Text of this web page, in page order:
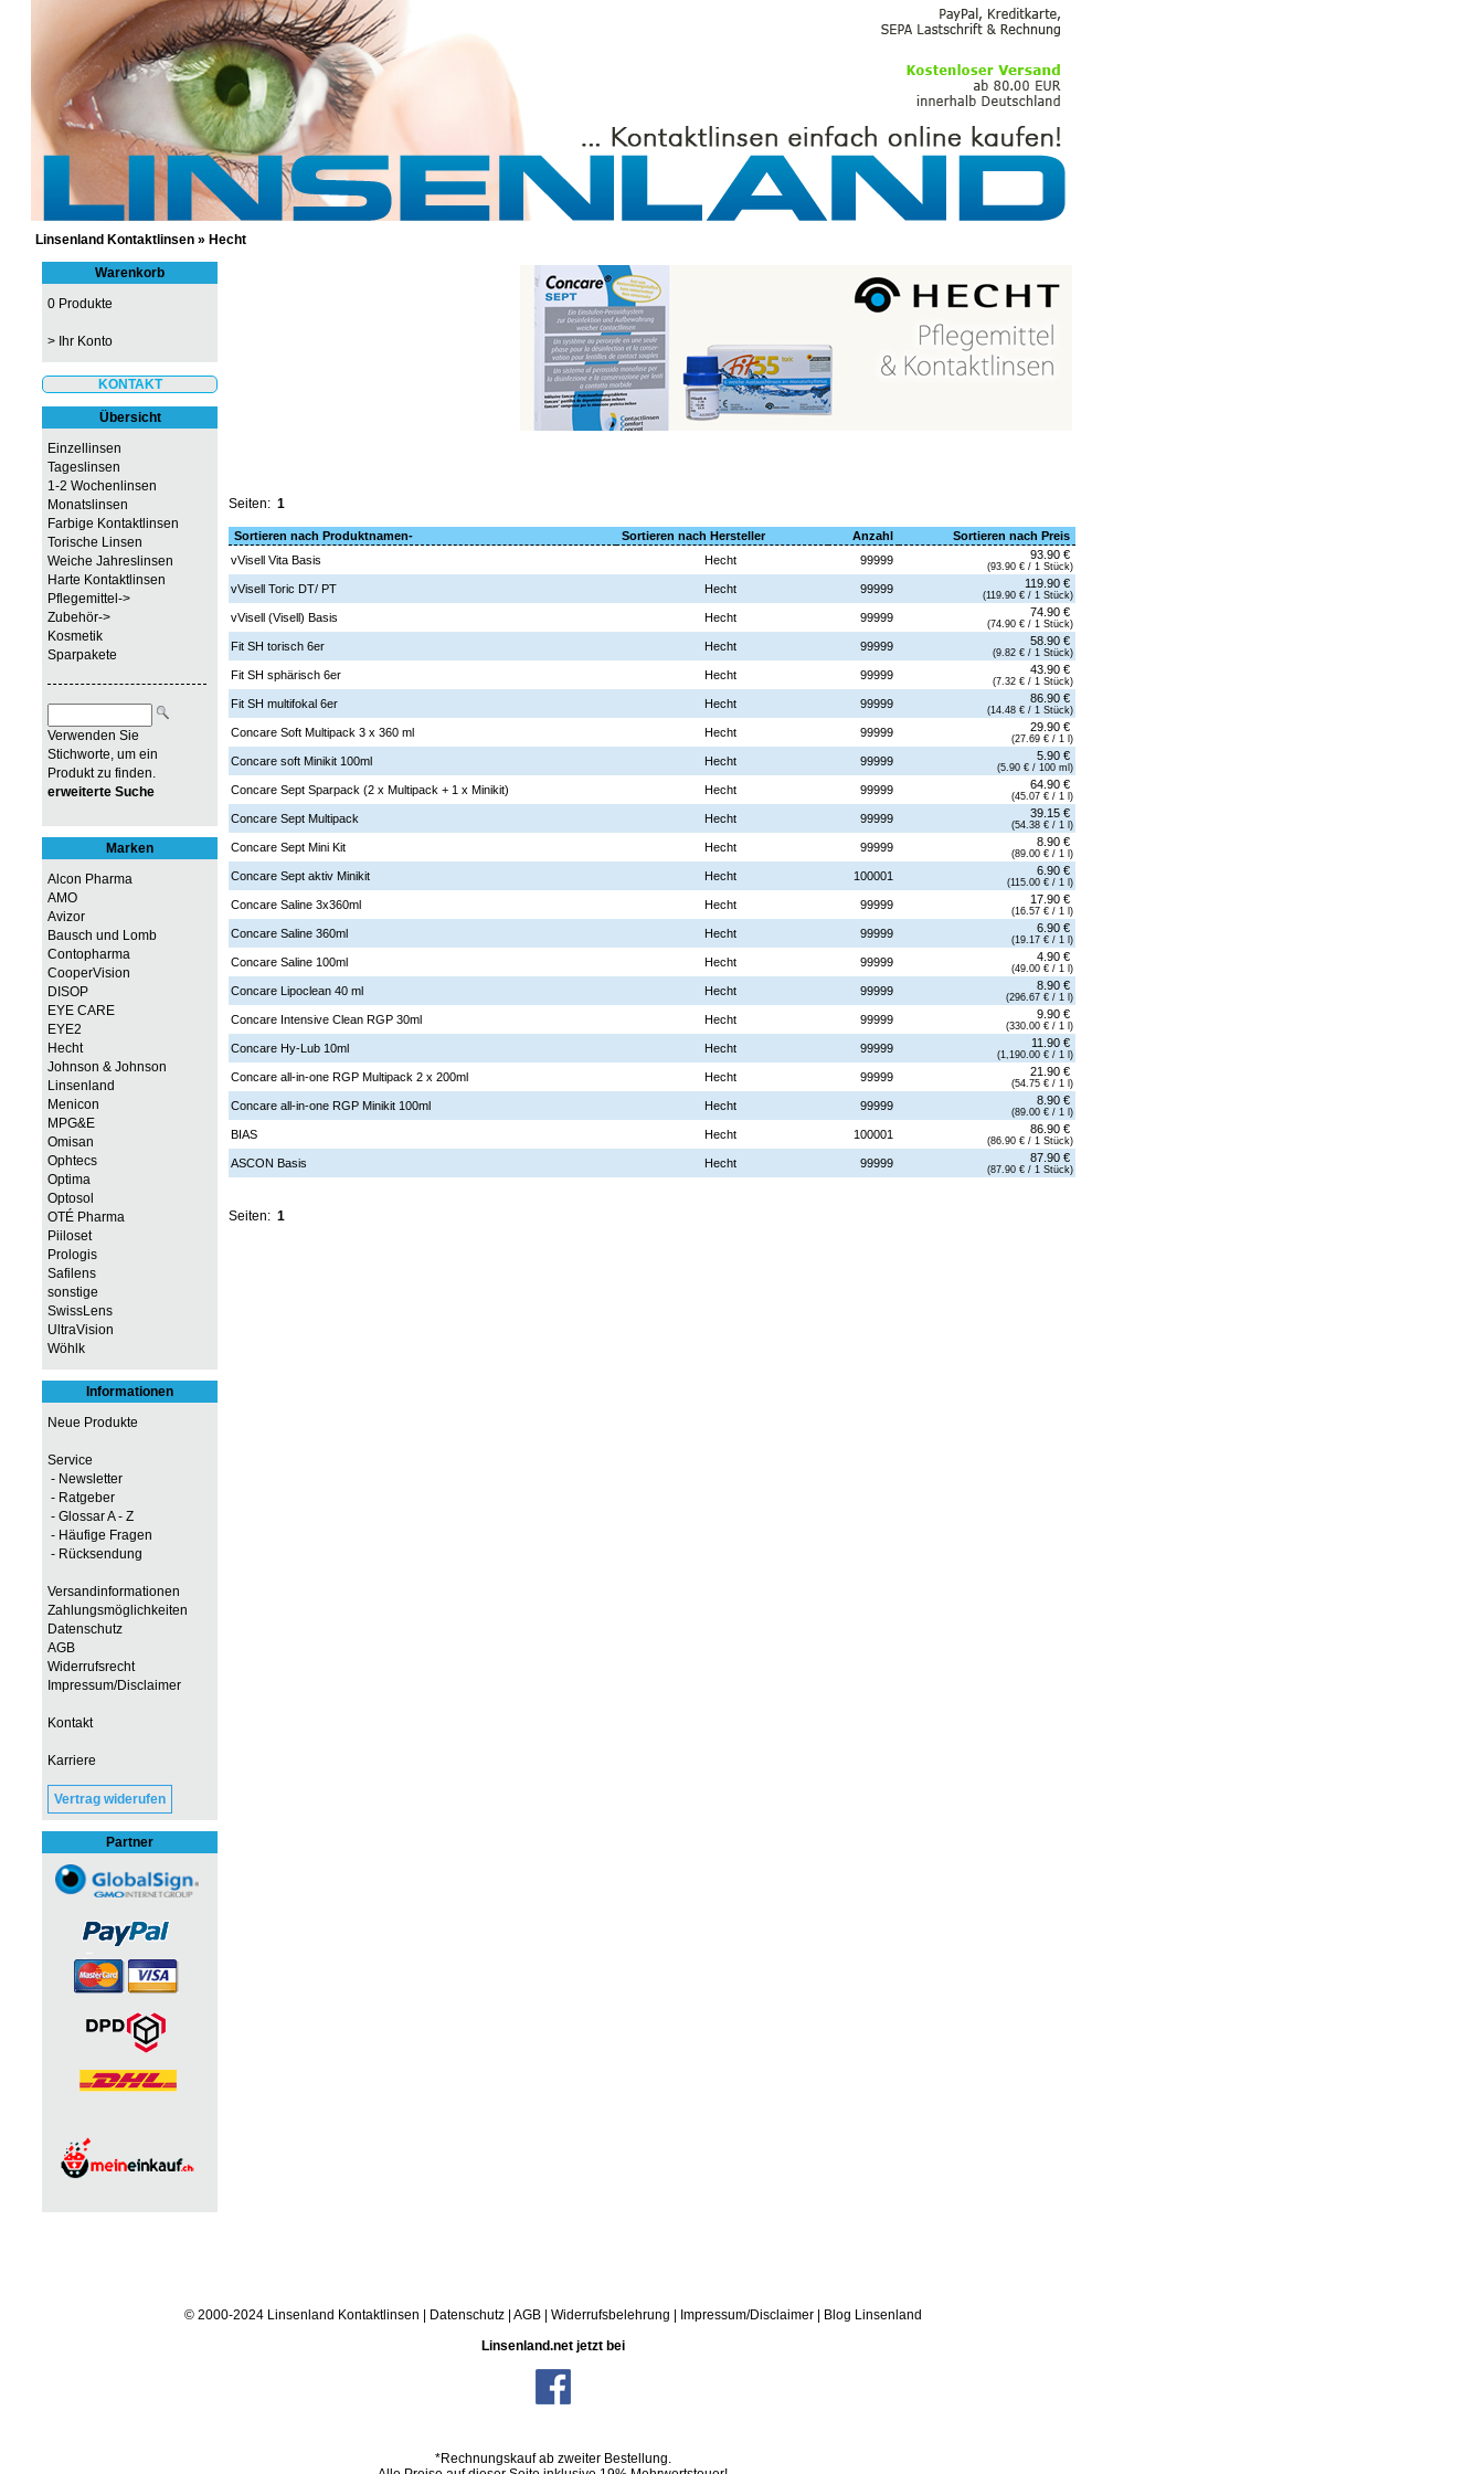
GÜNSTIGE KONTAKTLINSEN UND PFLEGEMITTEL
Linsenland Kontaktlinsen » Hecht
Warenkorb
0 Produkte
> Ihr Konto
KONTAKT
Übersicht
Einzellinsen
Tageslinsen
1-2 Wochenlinsen
Monatslinsen
Farbige Kontaktlinsen
Torische Linsen
Weiche Jahreslinsen
Harte Kontaktlinsen
Pflegemittel->
Zubehör->
Kosmetik
Sparpakete
Verwenden Sie
Stichworte, um ein
Produkt zu finden.
erweiterte Suche
Marken
Alcon Pharma
AMO
Avizor
Bausch und Lomb
Contopharma
CooperVision
DISOP
EYE CARE
EYE2
Hecht
Johnson & Johnson
Linsenland
Menicon
MPG&E
Omisan
Ophtecs
Optima
Optosol
OTÉ Pharma
Piiloset
Prologis
Safilens
sonstige
SwissLens
UltraVision
Wöhlk
Informationen
Neue Produkte
Service
- Newsletter
- Ratgeber
- Glossar A - Z
- Häufige Fragen
- Rücksendung
Versandinformationen
Zahlungsmöglichkeiten
Datenschutz
AGB
Widerrufsrecht
Impressum/Disclaimer
Kontakt
Karriere
Vertrag widerufen
Partner
Seiten: 1
Sortieren nach Produktnamen- Sortieren nach Hersteller Anzahl
Sortieren nach Preis
vVisell Vita Basis
Hecht 99999 93.90 €
(93.90 € / 1 Stück)
vVisell Toric DT/ PT Hecht 99999 119.90 €
(119.90 € / 1 Stück)
vVisell (Visell) Basis Hecht 99999 74.90 €
(74.90 € / 1 Stück)
Fit SH torisch 6er Hecht 99999 58.90 €
(9.82 € / 1 Stück)
Fit SH sphärisch 6er Hecht 99999 43.90 €
(7.32 € / 1 Stück)
Fit SH multifokal 6er Hecht 99999 86.90 €
(14.48 € / 1 Stück)
Concare Soft Multipack 3 x 360 ml Hecht 99999 29.90 €
(27.69 € / 1 l)
Concare soft Minikit 100ml Hecht 99999 5.90 €
(5.90 € / 100 ml)
Concare Sept Sparpack (2 x Multipack + 1 x Minikit) Hecht 99999 64.90 €
(45.07 € / 1 l)
Concare Sept Multipack Hecht 99999 39.15 €
(54.38 € / 1 l)
Concare Sept Mini Kit Hecht 99999 8.90 €
(89.00 € / 1 l)
Concare Sept aktiv Minikit Hecht 100001 6.90 €
(115.00 € / 1 l)
Concare Saline 3x360ml Hecht 99999 17.90 €
(16.57 € / 1 l)
Concare Saline 360ml Hecht 99999 6.90 €
(19.17 € / 1 l)
Concare Saline 100ml Hecht 99999 4.90 €
(49.00 € / 1 l)
Concare Lipoclean 40 ml Hecht 99999 8.90 €
(296.67 € / 1 l)
Concare Intensive Clean RGP 30ml Hecht 99999 9.90 €
(330.00 € / 1 l)
Concare Hy-Lub 10ml Hecht 99999 11.90 €
(1,190.00 € / 1 l)
Concare all-in-one RGP Multipack 2 x 200ml Hecht 99999 21.90 €
(54.75 € / 1 l)
Concare all-in-one RGP Minikit 100ml Hecht 99999 8.90 €
(89.00 € / 1 l)
BIAS Hecht 100001 86.90 €
(86.90 € / 1 Stück)
ASCON Basis Hecht 99999 87.90 €
(87.90 € / 1 Stück)
Seiten: 1
© 2000-2024 Linsenland Kontaktlinsen Datenschutz AGB Widerrufsbelehrung Impressum/Disclaimer
Blog Linsenland
Linsenland.net jetzt bei
*Rechnungskauf ab zweiter Bestellung.